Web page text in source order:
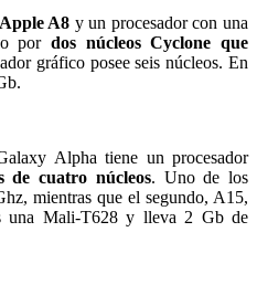
A8 y un procesador con una
por dos núcleos Cyclone que
gráfico posee seis núcleos. En
Alpha tiene un procesador
de cuatro núcleos. Uno de los
mientras que el segundo, A15,
una Mali-T628 y lleva 2 Gb de